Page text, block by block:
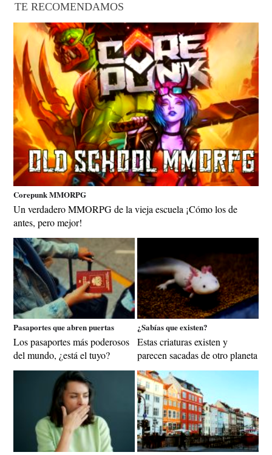
TE RECOMENDAMOS
Corepunk MMORPG
Un verdadero MMORPG de la vieja escuela ¡Cómo los de
antes, pero mejor!
Pasaportes que abren puertas
Los pasaportes más poderosos
del mundo, ¿está el tuyo?
¿Sabías que existen?
Estas criaturas existen y
parecen sacadas de otro planeta